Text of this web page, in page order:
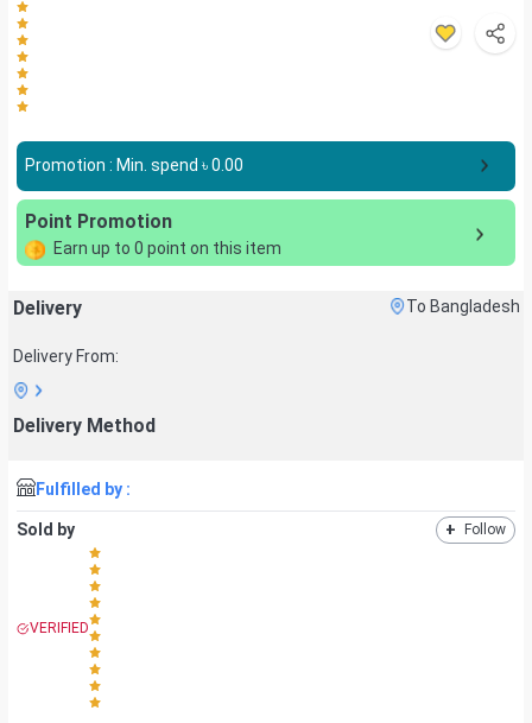
Promotion : Min. spend ৳0.00
Point Promotion
Earn up to 0 point on this item
Delivery To Bangladesh
Delivery From:
Delivery Method
Fulfilled by :
Sold by + Follow
VERIFIED